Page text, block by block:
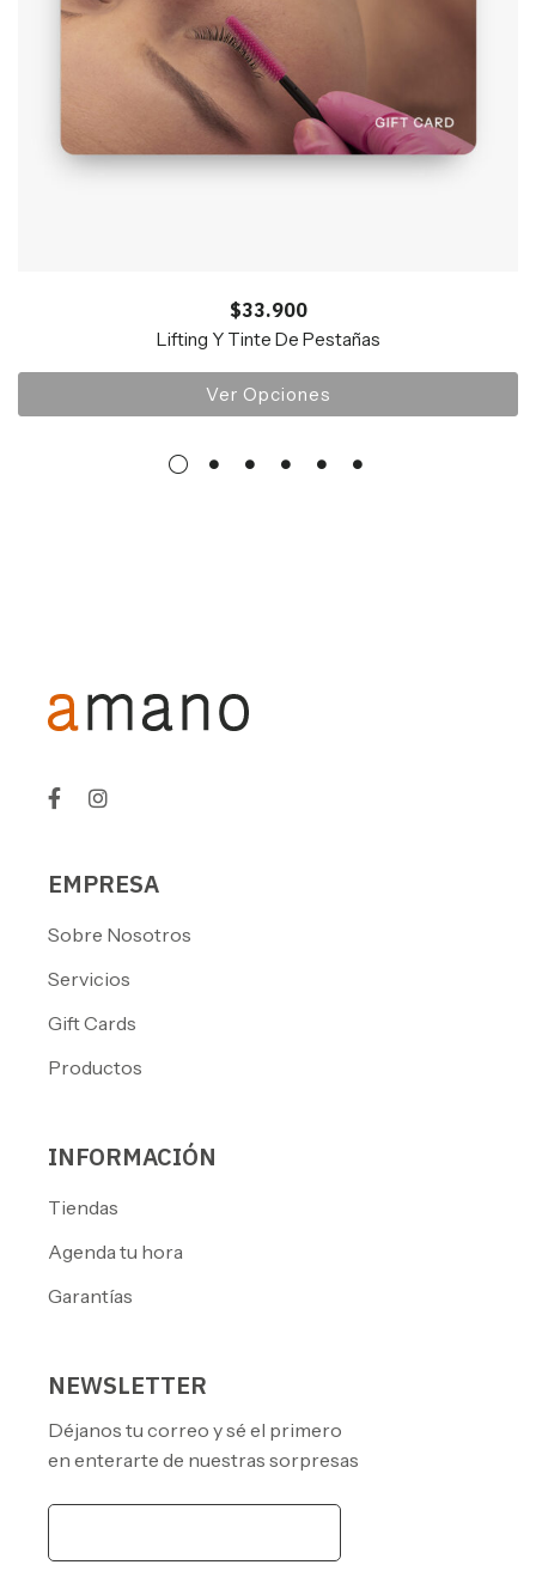
$33.900
Lifting Y Tinte De Pestañas
Ver Opciones
EMPRESA
Sobre Nosotros
Servicios
Gift Cards
Productos
INFORMACIÓN
Tiendas
Agenda tu hora
Garantías
NEWSLETTER
Déjanos tu correo y sé el primero
en enterarte de nuestras sorpresas